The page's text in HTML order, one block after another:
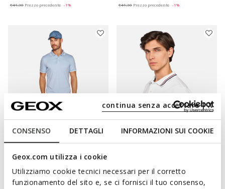
CONSENSO DETTAGLI INFORMAZIONI SUI COOKIE
Geox.com utilizza i cookie
Utilizziamo cookie tecnici necessari per il corretto
funzionamento del sito e, se ci fornisci il tuo consenso,
continua senza accettare | X
€41,30 Prezzo precedente -1%
€41,30 Prezzo precedente -1%
POLO UOMO
Polo in cotone
2 COLORI
Price reduced from
€59,00
to
-31%
POLO UOMO
Price reduced from
€55,00
to
Prezzo di listino